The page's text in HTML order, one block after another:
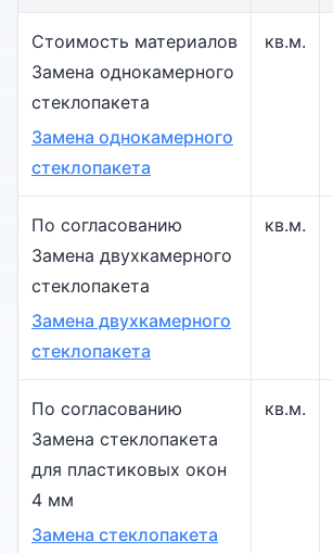
Стоимость материалов
Замена однокамерного
стеклопакета
Замена однокамерного
стеклопакета
кв.м.
По согласованию
Замена двухкамерного
стеклопакета
Замена двухкамерного
стеклопакета
кв.м.
По согласованию
Замена стеклопакета
для пластиковых окон
4 мм
Замена стеклопакета
кв.м.